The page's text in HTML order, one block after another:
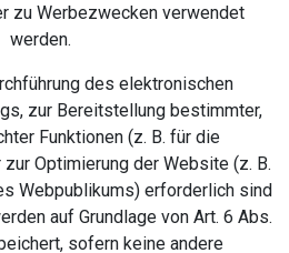
zu Werbezwecken verwendet
werden.
des elektronischen
zur Bereitstellung bestimmter,
Funktionen (z. B. für die
Optimierung der Website (z. B.
Webpublikums) erforderlich sind
auf Grundlage von Art. 6 Abs.
sofern keine andere